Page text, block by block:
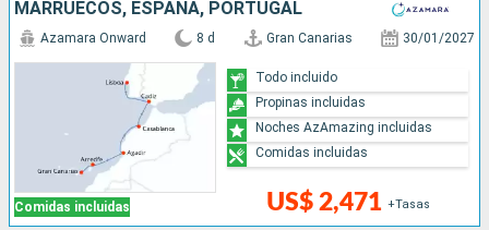
MARRUECOS, ESPAÑA, PORTUGAL
Comidas incluidas
Azamara Onward 8 d Gran Canarias 30/01/2027
US$ 2,471 +Tasas
Todo incluido
Propinas incluidas
Noches AzAmazing incluidas
Comidas incluidas